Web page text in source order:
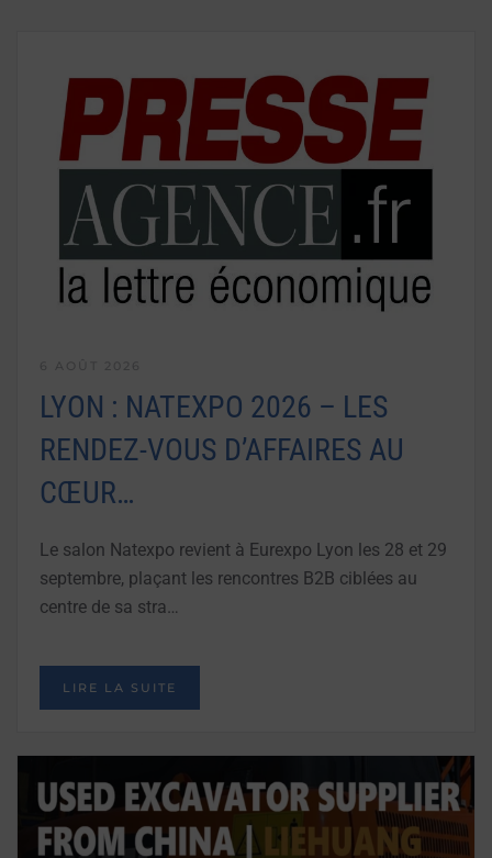
LYON : NATEXPO 2026 – LES
RENDEZ-VOUS D’AFFAIRES AU
CŒUR…
Le salon Natexpo revient à Eurexpo Lyon les 28 et 29
septembre, plaçant les rencontres B2B ciblées au
centre de sa stra…
LIRE LA SUITE